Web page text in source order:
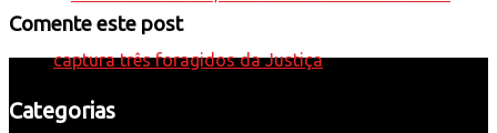
Comente este post
Categorias